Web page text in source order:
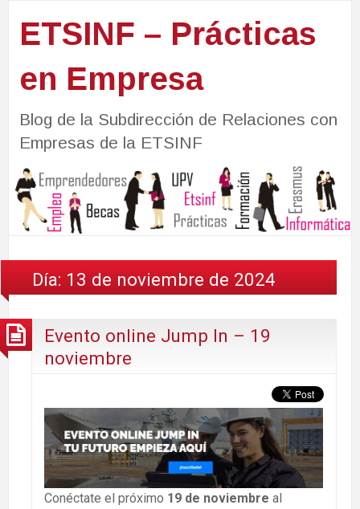
ETSINF – Prácticas
en Empresa
Blog de la Subdirección de Relaciones con
Empresas de la ETSINF
Día: 13 de noviembre de 2024
Evento online Jump In – 19
noviembre
Conéctate el próximo 19 de noviembre al